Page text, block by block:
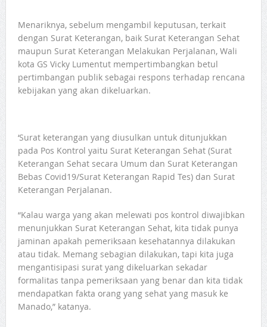
Menariknya, sebelum mengambil keputusan, terkait
dengan Surat Keterangan, baik Surat Keterangan Sehat
maupun Surat Keterangan Melakukan Perjalanan, Wali
kota GS Vicky Lumentut mempertimbangkan betul
pertimbangan publik sebagai respons terhadap rencana
kebijakan yang akan dikeluarkan.
‘Surat keterangan yang diusulkan untuk ditunjukkan
pada Pos Kontrol yaitu Surat Keterangan Sehat (Surat
Keterangan Sehat secara Umum dan Surat Keterangan
Bebas Covid19/Surat Keterangan Rapid Tes) dan Surat
Keterangan Perjalanan.
“Kalau warga yang akan melewati pos kontrol diwajibkan
menunjukkan Surat Keterangan Sehat, kita tidak punya
jaminan apakah pemeriksaan kesehatannya dilakukan
atau tidak. Memang sebagian dilakukan, tapi kita juga
mengantisipasi surat yang dikeluarkan sekadar
formalitas tanpa pemeriksaan yang benar dan kita tidak
mendapatkan fakta orang yang sehat yang masuk ke
Manado,” katanya.